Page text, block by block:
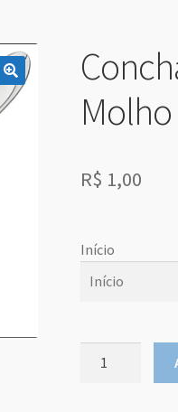
Molho
R$ 1,00
Início
seg